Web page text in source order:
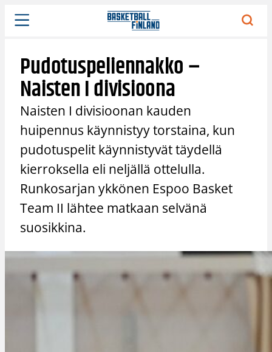
Siirry
sisältöön
Pudotuspeliennakko –
Naisten I divisioona
Naisten I divisioonan kauden
huipennus käynnistyy torstaina, kun
pudotuspelit käynnistyvät täydellä
kierroksella eli neljällä ottelulla.
Runkosarjan ykkönen Espoo Basket
Team II lähtee matkaan selvänä
suosikkina.